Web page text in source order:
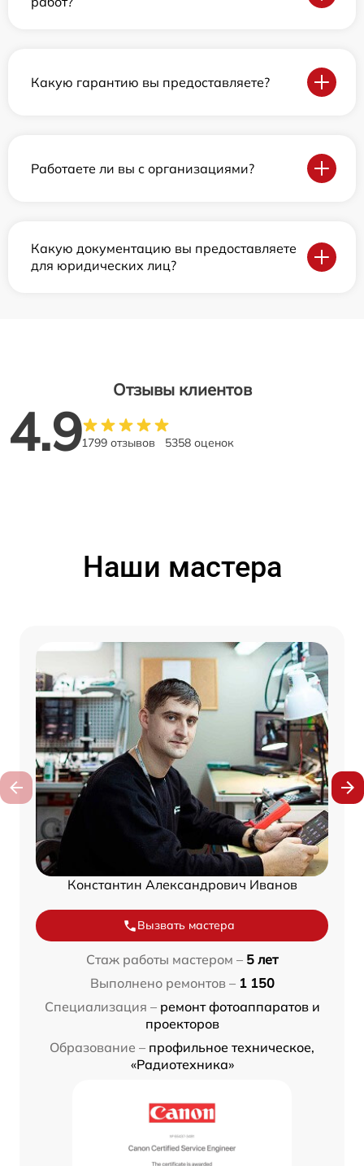
Какую гарантию вы предоставляете?
Работаете ли вы с организациями?
Какую документацию вы предоставляете
для юридических лиц?
Отзывы клиентов
4.91799 отзывов 5358 оценок
Наши мастера
Константин Александрович Иванов
Вызвать мастера
Стаж работы мастером – 5 лет
Выполнено ремонтов – 1 150
Специализация – ремонт фотоаппаратов и
проекторов
Образование – профильное техническое,
«Радиотехника»